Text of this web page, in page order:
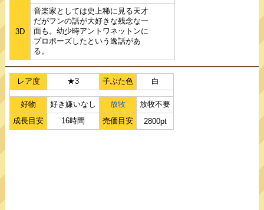
3D
音楽家としては史上稀に見る天才
だがフンの話が大好きな残念な一
面も。幼少時アントワネットンに
プロポーズしたという逸話があ
る。
レア度 ★3 子ぶた色 白
好物 好き嫌いなし 放牧
放牧不要
成長目安
16時間 売価目安 2800pt